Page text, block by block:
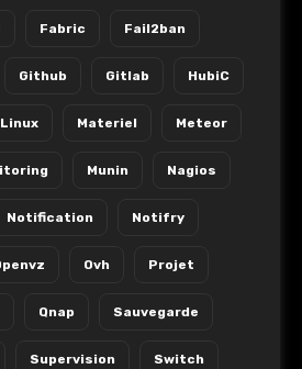
Fabric Fail2ban
Github Gitlab HubiC
Linux Materiel Meteor
Munin Nagios
Notification Notifry
Ovh Projet
Qnap Sauvegarde
Supervision Switch